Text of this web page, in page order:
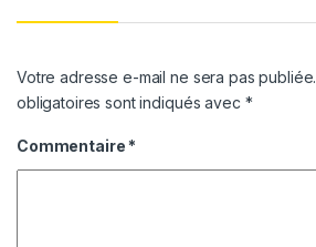
Votre adresse e-mail ne sera pas publiée.
obligatoires sont indiqués avec *
Commentaire *